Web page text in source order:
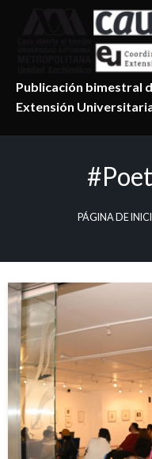
Publicación bimestral
Extensión
PÁGINA DE